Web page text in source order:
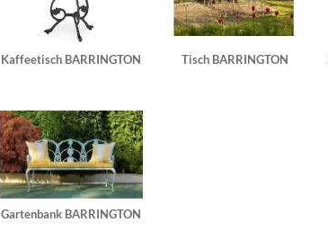
Kaffeetisch BARRINGTON Tisch BARRINGTON
Gartenbank BARRINGTON